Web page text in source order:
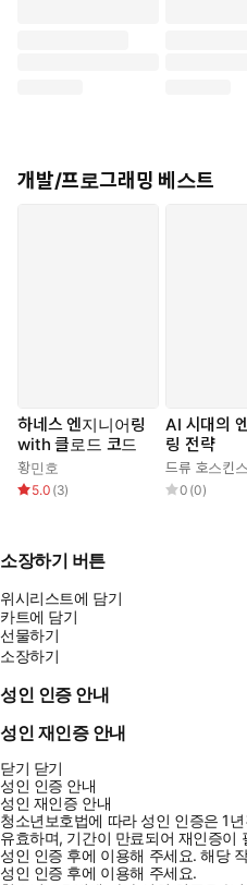
개발/프로그래밍 베스트
하네스 엔지니어링
with 클로드 코드
황민호
5.0 (3)
AI 시대의
링 전략
드류 호스킨스
0 (0)
소장하기 버튼
위시리스트에 담기
카트에 담기
선물하기
소장하기
성인 인증 안내
성인 재인증 안내
닫기 닫기
성인 인증 안내
성인 재인증 안내
청소년보호법에 따라 성인 인증은 1
유효하며, 기간이 만료되어 재인증이
성인 인증 후에 이용해 주세요.해당
성인 인증 후에 이용해 주세요.